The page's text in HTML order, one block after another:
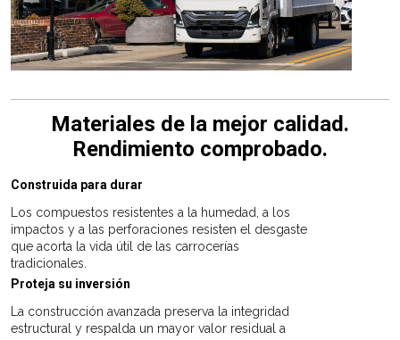
Materiales de la mejor calidad.
Rendimiento comprobado.
Construida para durar
Los compuestos resistentes a la humedad, a los
impactos y a las perforaciones resisten el desgaste
que acorta la vida útil de las carrocerías
tradicionales.
Proteja su inversión
La construcción avanzada preserva la integridad
estructural y respalda un mayor valor residual a